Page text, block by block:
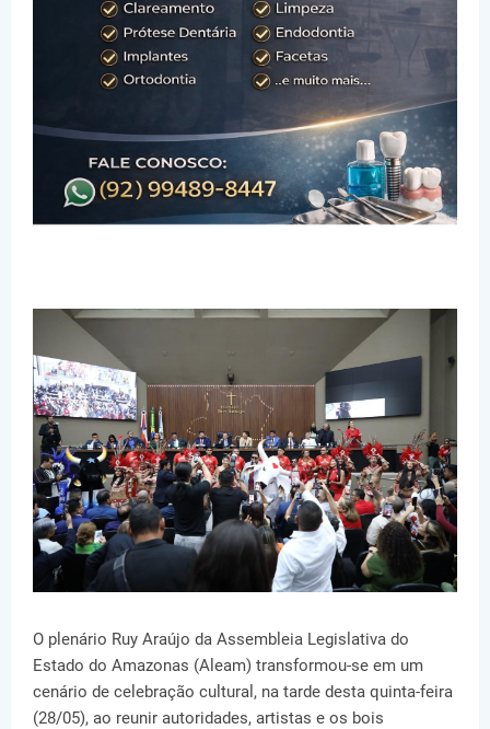
O plenário Ruy Araújo da Assembleia Legislativa do
Estado do Amazonas (Aleam) transformou-se em um
cenário de celebração cultural, na tarde desta quinta-feira
(28/05), ao reunir autoridades, artistas e os bois